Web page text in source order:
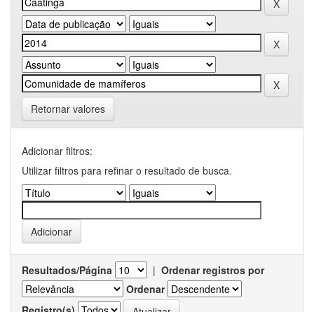
Retornar valores
Adicionar filtros:
Utilizar filtros para refinar o resultado de busca.
Resultados/Página | Ordenar registros por
Ordenar